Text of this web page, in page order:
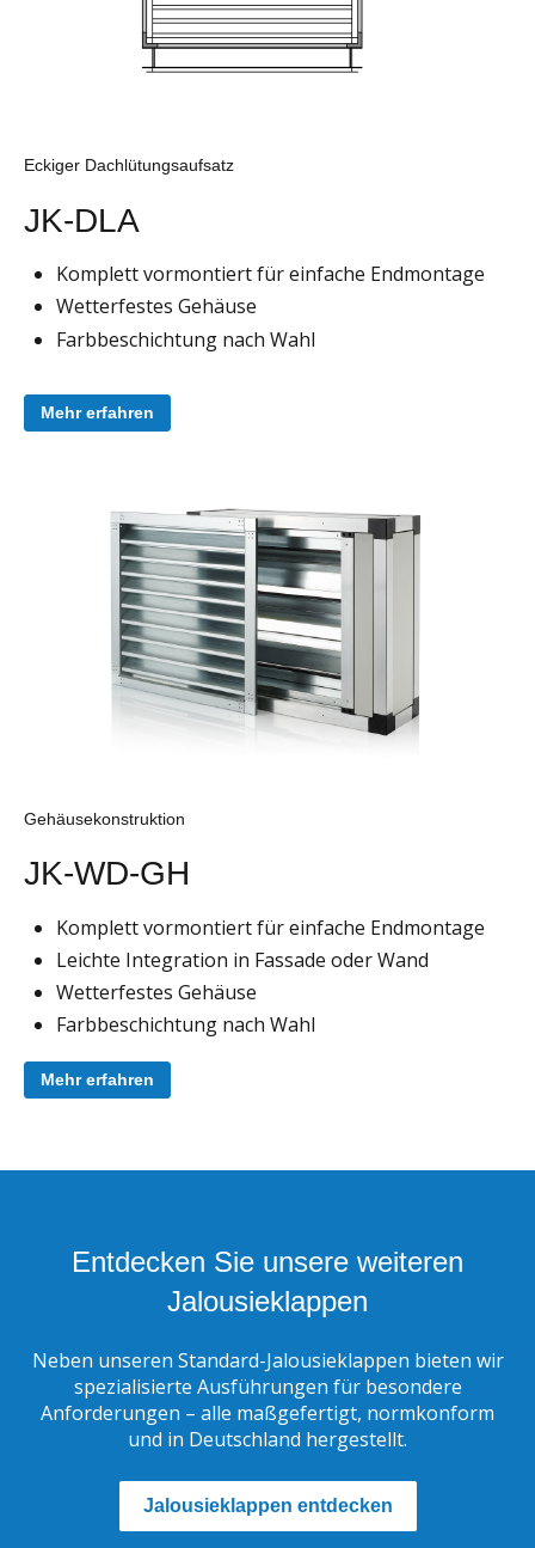
Eckiger Dachlütungsaufsatz
JK-DLA
Komplett vormontiert für einfache Endmontage
Wetterfestes Gehäuse
Farbbeschichtung nach Wahl
Mehr erfahren
Gehäusekonstruktion
JK-WD-GH
Komplett vormontiert für einfache Endmontage
Leichte Integration in Fassade oder Wand
Wetterfestes Gehäuse
Farbbeschichtung nach Wahl
Mehr erfahren
Entdecken Sie unsere weiteren
Jalousieklappen
Neben unseren Standard-Jalousieklappen bieten wir
spezialisierte Ausführungen für besondere
Anforderungen – alle maßgefertigt, normkonform
und in Deutschland hergestellt.
Jalousieklappen entdecken